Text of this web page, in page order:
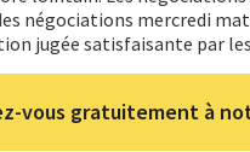
négociations mercredi
jugée satisfaisante par
vous gratuitement à